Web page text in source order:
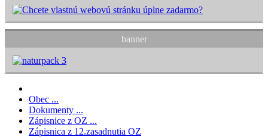
banner
Obec ...
Dokumenty ...
Zápisnice z OZ ...
Zápisnica z 12.zasadnutia OZ